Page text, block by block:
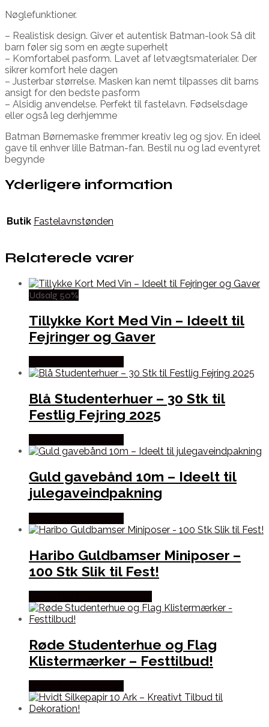
Nøglefunktioner.
– Realistisk design. Giver et autentisk Batman-look Så dit
barn føler sig som en ægte superhelt
– Komfortabel pasform. Lavet af letvægtsmaterialer. Der
sikrer komfort hele dagen
– Justerbar størrelse. Masken kan nemt tilpasses dit barns
ansigt for den bedste pasform
– Alsidig anvendelse. Perfekt til fastelavn. Fødselsdage
eller også leg derhjemme
Batman Børnemaske fremmer kreativ leg og sjov. En ideel
gave til enhver lille Batman-fan. Bestil nu og lad eventyret
begynde
Yderligere information
Butik Fastelavnstønden
Relaterede varer
Udsalg 50%
Tillykke Kort Med Vin – Ideelt til
Fejringer og Gaver
Blå Studenterhuer – 30 Stk til
Festlig Fejring 2025
Guld gavebånd 10m – Ideelt til
julegaveindpakning
Haribo Guldbamser Miniposer –
100 Stk Slik til Fest!
Røde Studenterhue og Flag
Klistermærker – Festtilbud!